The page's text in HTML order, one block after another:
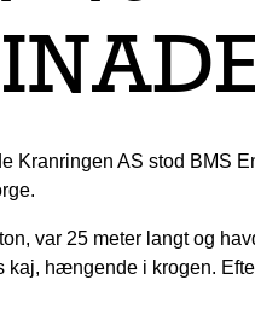
Kranringen AS stod BMS
var 25 meter langt og
kaj, hængende i krogen.